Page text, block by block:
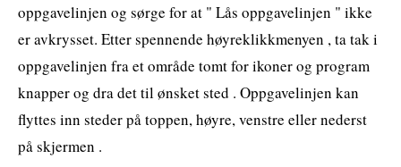
oppgavelinjen og sørge for at " Lås oppgavelinjen " ikke
er avkrysset. Etter spennende høyreklikkmenyen , ta tak i
oppgavelinjen fra et område tomt for ikoner og program
knapper og dra det til ønsket sted . Oppgavelinjen kan
flyttes inn steder på toppen, høyre, venstre eller nederst
på skjermen .